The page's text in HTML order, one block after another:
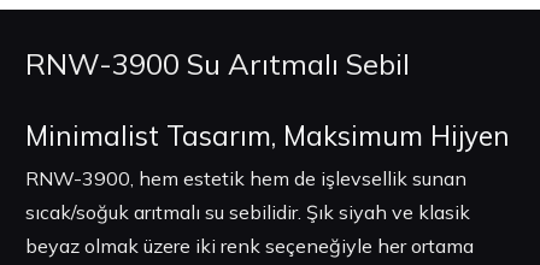
RNW-3900 Su Arıtmalı Sebil
Minimalist Tasarım, Maksimum Hijyen
RNW-3900, hem estetik hem de işlevsellik sunan
sıcak/soğuk arıtmalı su sebilidir. Şık siyah ve klasik
beyaz olmak üzere iki renk seçeneğiyle her ortama